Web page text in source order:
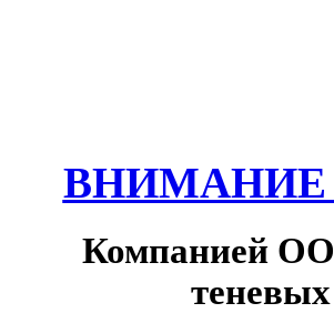
ВНИМАНИЕ
Компанией